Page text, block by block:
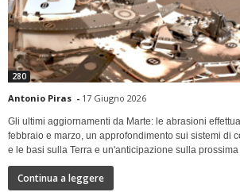
280
Antonio Piras - 17 Giugno 2026
Gli ultimi aggiornamenti da Marte: le abrasioni
febbraio e marzo, un approfondimento sui sistemi di
e le basi sulla Terra e un'anticipazione sulla
Continua a leggere